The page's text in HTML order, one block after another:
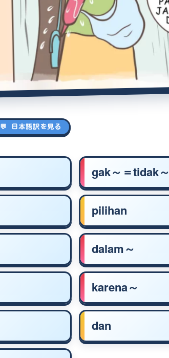
💬 日本語訳を見る
gak～＝tidak～
pilihan
dalam～
karena～
dan